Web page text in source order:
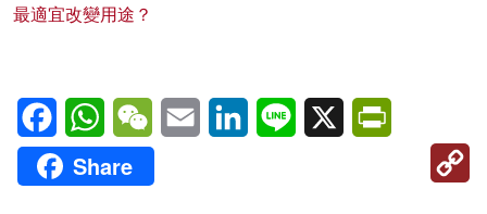
最適宜改變用途？
FacebookWhatsAppWeChatEmail LinkedInLine X
Share